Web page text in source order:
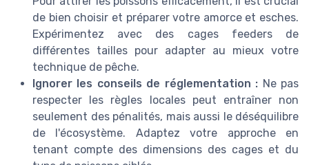
de bien choisir et préparer votre amorce et esches.
Expérimentez avec des cages feeders de
différentes tailles pour adapter au mieux votre
technique de pêche.
Ignorer les conseils de réglementation : Ne pas
respecter les règles locales peut entraîner non
seulement des pénalités, mais aussi le déséquilibre
de l'écosystème. Adaptez votre approche en
tenant compte des dimensions des cages et du